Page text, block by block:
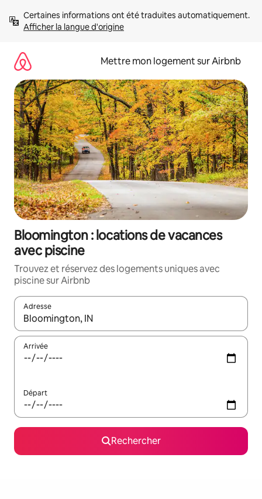
directement
Afficher la langue d'origine
Mettre mon logement sur Airbnb
Bloomington : locations de vacances
avec piscine
Trouvez et réservez des logements uniques avec
piscine sur Airbnb
Adresse
Lorsque les résultats s'affichent, utilisez les flèches vers le
Arrivée
Départ
Rechercher